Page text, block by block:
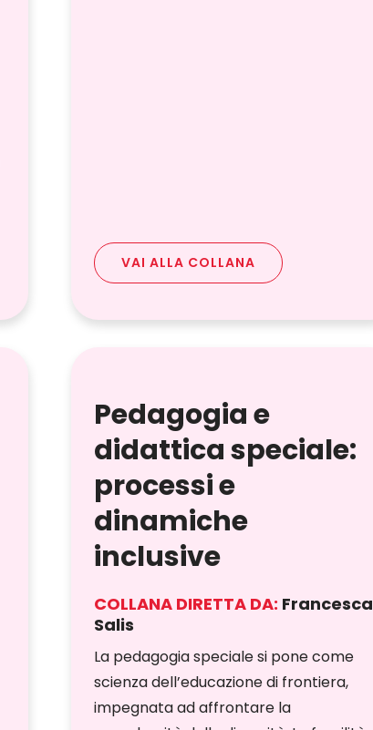
VAI ALLA COLLANA
Pedagogia e
didattica speciale:
processi e
dinamiche
inclusive
COLLANA DIRETTA DA: Francesca
Salis
La pedagogia speciale si pone come
scienza dell’educazione di frontiera,
impegnata ad affrontare la